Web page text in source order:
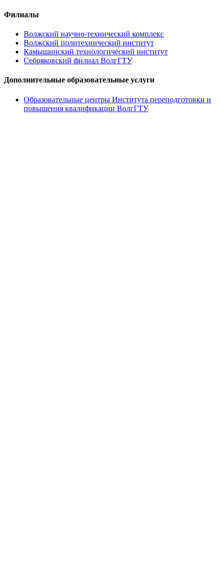
Филиалы
Волжский научно-технический комплекс
Волжский политехнический институт
Камышинский технологический институт
Себряковский филиал ВолгГТУ
Дополнительные образовательные услуги
Образовательные центры Института переподготовки и
повышения квалификации ВолгГТУ